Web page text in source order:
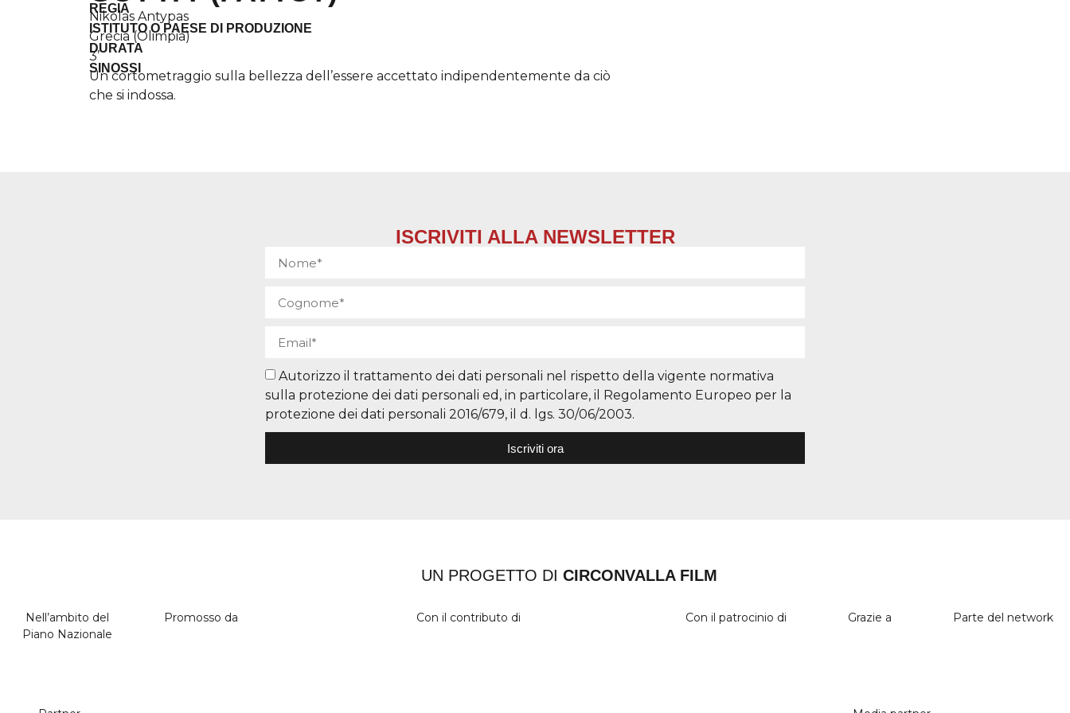
REGIA
Nikolas Antypas
ISTITUTO O PAESE DI PRODUZIONE
Grecia (Olimpia)
DURATA
3’
SINOSSI
Un cortometraggio sulla bellezza dell’essere accettato indipendentemente da ciò
che si indossa.
ISCRIVITI ALLA NEWSLETTER
Autorizzo il trattamento dei dati personali nel rispetto della vigente normativa
sulla protezione dei dati personali ed, in particolare, il Regolamento Europeo per la
protezione dei dati personali 2016/679, il d. lgs. 30/06/2003.
Iscriviti ora
UN PROGETTO DI CIRCONVALLA FILM
Nell’ambito del
Piano Nazionale
Promosso da Con il contributo di Con il patrocinio di Grazie a Parte del network